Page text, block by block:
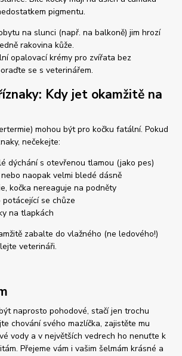
pigmentu.
na slunci (např. na balkoně) jim hrozí
rakovina kůže.
opalovací krémy pro zvířata bez
se s veterinářem.
Kdy jet okamžitě na
mohou být pro kočku fatální. Pokud
nečekejte:
dýchání s otevřenou tlamou (jako pes)
nebo naopak velmi bledé dásně
kočka nereaguje na podněty
se chůze
na tlapkách
zabalte do vlažného (ne ledového!)
veterináři.
naprosto pohodové, stačí jen trochu
chování svého mazlíčka, zajistěte mu
vody a v největších vedrech ho nenuťte k
Přejeme vám i vašim šelmám krásné a